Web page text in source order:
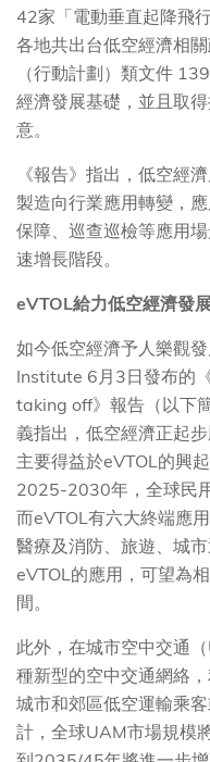
42家「電動垂直起降飛
各地共出台低空經濟相
（行動計劃）類文件
經濟發展基礎，並且取
意。
《報告》指出，低空經
製造向行業應用轉變，
保障、巡查巡檢等應用
速增長階段。
eVTOL給力低空經濟發
如今低空經濟予人樂觀
Institute 6月3日發布的
taking off》報告（以下
義指出，低空經濟正起
主要得益於eVTOL的興
2025-2030年，全球民
而eVTOL有六大終端應
醫療及消防、旅遊、城
eVTOL的應用，可望為
間。
此外，在城市空中交通
種新型的空中交通網絡
城市和郊區低空運輸乘
計，全球UAM市場規模